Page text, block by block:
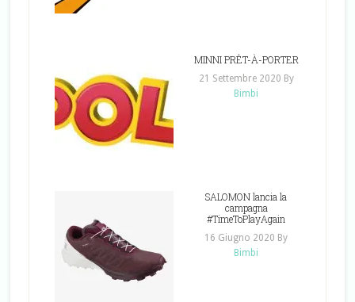
MINNI PRÊT-À-PORTER
21 Settembre 2020 By
Bimbi
SALOMON lancia la
campagna
#TimeToPlayAgain
16 Giugno 2020 By
Bimbi